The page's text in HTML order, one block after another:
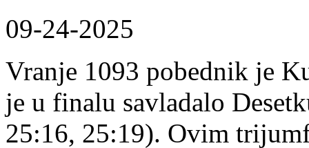
09-24-2025
Vranje 1093 pobednik je
je u finalu savladalo
25:16, 25:19). Ovim